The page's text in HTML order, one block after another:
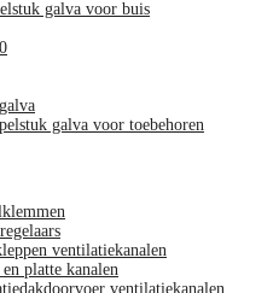
galva voor buis
galva voor toebehoren
ventilatiekanalen
platte kanalen
ventilatiekanalen